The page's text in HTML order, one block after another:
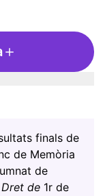
finals de
de Memòria
de
de 1r de